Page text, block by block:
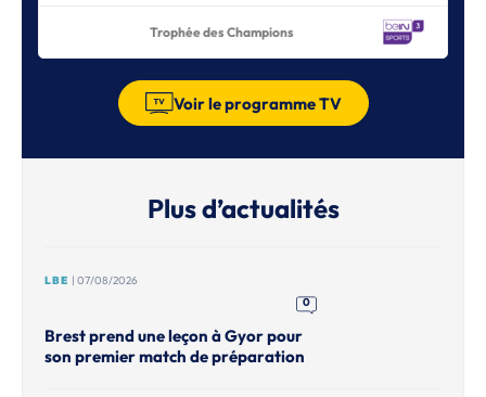
Trophée des Champions
Voir le programme TV
Plus d’actualités
LBE | 07/08/2026
0
Brest prend une leçon à Gyor pour
son premier match de préparation